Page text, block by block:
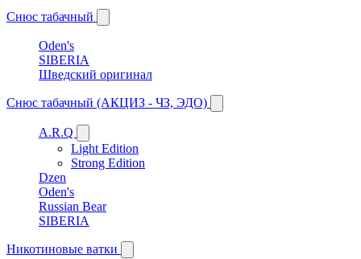
Снюс табачный
Oden's
SIBERIA
Шведский оригинал
Снюс табачный (АКЦИЗ - ЧЗ, ЭДО)
A.R.Q
Light Edition
Strong Edition
Dzen
Oden's
Russian Bear
SIBERIA
Никотиновые ватки